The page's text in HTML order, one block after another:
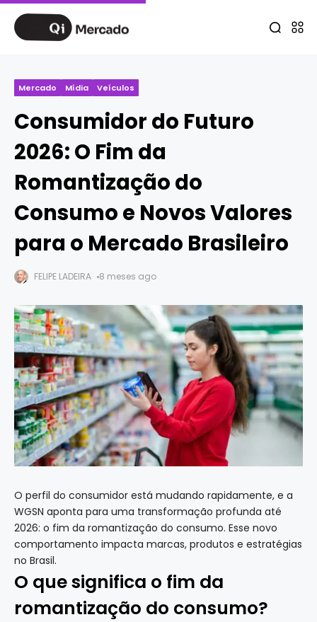
Mercado Mídia Veículos
Consumidor do Futuro
2026: O Fim da
Romantização do
Consumo e Novos Valores
para o Mercado Brasileiro
FELIPE LADEIRA 8 meses ago
O perfil do consumidor está mudando rapidamente, e a
WGSN aponta para uma transformação profunda até
2026: o fim da romantização do consumo. Esse novo
comportamento impacta marcas, produtos e estratégias
no Brasil.
O que significa o fim da
romantização do consumo?